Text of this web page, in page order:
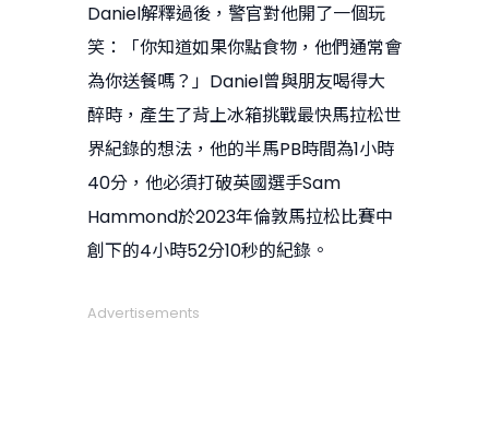
Daniel解釋過後，警官對他開了一個玩
笑：「你知道如果你點食物，他們通常會
為你送餐嗎？」Daniel曾與朋友喝得大
醉時，產生了背上冰箱挑戰最快馬拉松世
界紀錄的想法，他的半馬PB時間為1小時
40分，他必須打破英國選手Sam
Hammond於2023年倫敦馬拉松比賽中
創下的4小時52分10秒的紀錄。
Advertisements